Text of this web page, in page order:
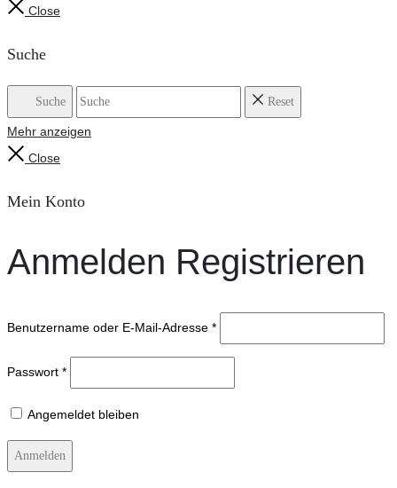
Close
Suche
Suche Reset
Mehr anzeigen
Close
Mein Konto
Anmelden Registrieren
Benutzername oder E-Mail-Adresse *
Passwort *
Angemeldet bleiben
Anmelden